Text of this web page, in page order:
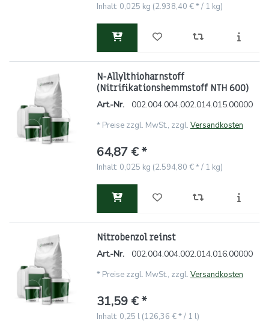
Inhalt: 0,025 kg (2.938,40 € * / 1 kg)
N-Allylthioharnstoff
(Nitrifikationshemmstoff NTH 600)
Art.-Nr. 002.004.004.002.014.015.00000
* Preise zzgl. MwSt., zzgl. Versandkosten
64,87 € *
Inhalt: 0,025 kg (2.594,80 € * / 1 kg)
Nitrobenzol reinst
Art.-Nr. 002.004.004.002.014.016.00000
* Preise zzgl. MwSt., zzgl. Versandkosten
31,59 € *
Inhalt: 0,25 l (126,36 € * / 1 l)